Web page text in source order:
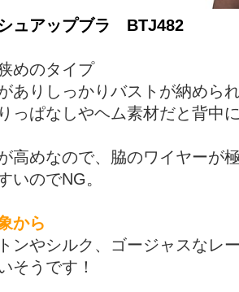
ュアップブラ BTJ482
めのタイプ
ありしっかりバストが納めら
っぱなしやヘム素材だと背中
高めなので、脇のワイヤーが
いのでNG。
から
ンやシルク、ゴージャスなレ
そうです！